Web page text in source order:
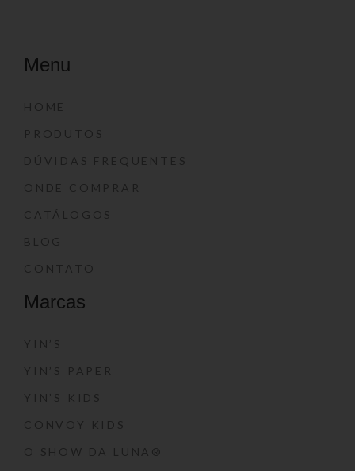
Menu
HOME
PRODUTOS
DÚVIDAS FREQUENTES
ONDE COMPRAR
CATÁLOGOS
BLOG
CONTATO
Marcas
YIN’S
YIN’S PAPER
YIN’S KIDS
CONVOY KIDS
O SHOW DA LUNA®